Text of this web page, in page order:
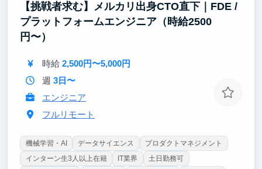
【ポイント②｜大手企業向けの業務変革に携われ
る！】
当社クライアントは日本を代表する大手企業が中心で
AIを活用した業務変革プロジェクトの中で、プロジェ
クト全体の推進に関わることができます。
【挑戦者求む】メルカリ出身CTO直下｜FDE /
プラットフォームエンジニア（時給2500
円〜）
時給 2,500円〜5,000円
週 3日〜
エンジニア
フルリモート
機械学習・AI データサイエンス
プロダクトマネジメント
インターン生3人以上在籍
IT業界
土日勤務可